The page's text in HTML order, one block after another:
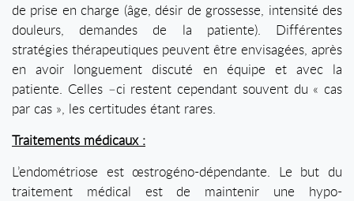
de prise en charge (âge, désir de grossesse, intensité des
douleurs, demandes de la patiente). Différentes
stratégies thérapeutiques peuvent être envisagées, après
en avoir longuement discuté en équipe et avec la
patiente. Celles –ci restent cependant souvent du « cas
par cas », les certitudes étant rares.
Traitements médicaux :
L’endométriose est œstrogéno-dépendante. Le but du
traitement médical est de maintenir une hypo-